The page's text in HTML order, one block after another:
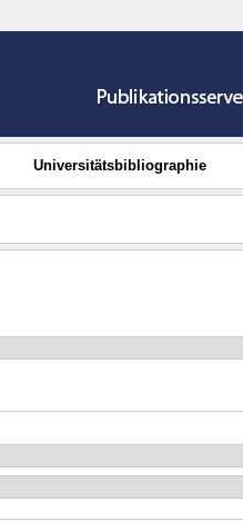
Universitätsbibliographie